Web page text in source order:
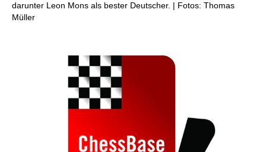
darunter Leon Mons als bester Deutscher. | Fotos: Thomas
Müller